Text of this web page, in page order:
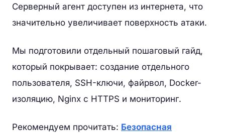
Серверный агент доступен из интернета, что
значительно увеличивает поверхность атаки.
Мы подготовили отдельный пошаговый гайд,
который покрывает: создание отдельного
пользователя, SSH-ключи, файрвол, Docker-
изоляцию, Nginx с HTTPS и мониторинг.
Рекомендуем прочитать: Безопасная